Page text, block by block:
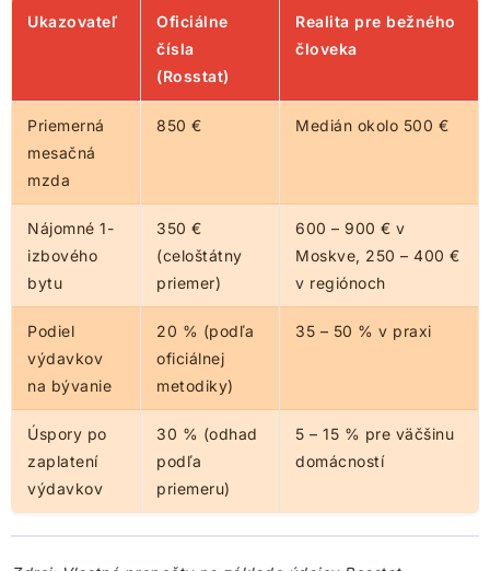
Ukazovateľ
Oficiálne
čísla
(Rosstat)
Realita pre bežného
človeka
Priemerná
mesačná
mzda
850 € Medián okolo 500 €
Nájomné 1-
izbového
bytu
350 €
(celoštátny
priemer)
600 – 900 € v
Moskve, 250 – 400 €
v regiónoch
Podiel
výdavkov
na bývanie
20 % (podľa
oficiálnej
metodiky)
35 – 50 % v praxi
Úspory po
zaplatení
výdavkov
30 % (odhad
podľa
priemeru)
5 – 15 % pre väčšinu
domácností